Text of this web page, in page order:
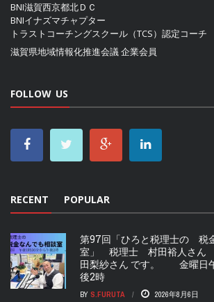
BNI滋賀西京都北ＤＣ
BNIイナズマチャプター
トラストコーチングスクール（TCS）認定コーチ
滋賀県地域情報化推進会議企業会員
FOLLOW US
RECENT POPULAR
第97回「ひろと税理士の 税
室」 税理士 村田裕人さん
田梨紗さん です。 金曜日
後2時
BY S.FURUTA 2026年8月6日